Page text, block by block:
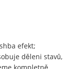
efekt;
děleni stavů,